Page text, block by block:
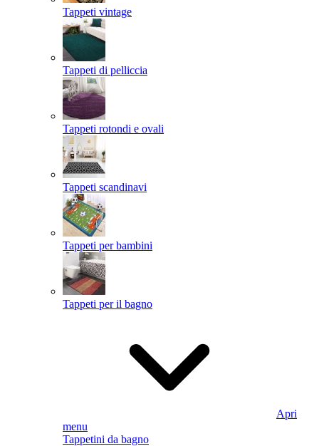
Tappeti vintage
Tappeti di pelliccia
Tappeti rotondi e ovali
Tappeti scandinavi
Tappeti per bambini
Tappeti per il bagno
Apri
menu
Tappetini da bagno